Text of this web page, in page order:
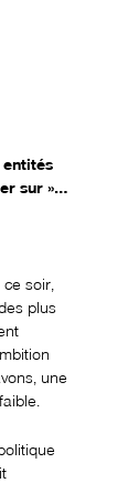
sur »…
soir,
plus
une